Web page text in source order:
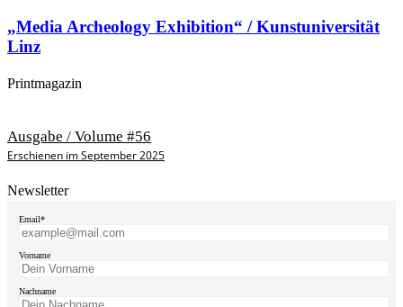
„Media Archeology Exhibition“ / Kunstuniversität
Linz
Printmagazin
Ausgabe / Volume #56
Erschienen im September 2025
Newsletter
Email*
Vorname
Nachname